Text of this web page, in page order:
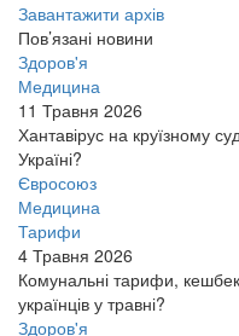
Завантажити архів
Пов’язані новини
Здоров'я
Медицина
11 Травня 2026
Хантавірус на круїзному
Україні?
Євросоюз
Медицина
Тарифи
4 Травня 2026
Комунальні тарифи, кешбек
українців у травні?
Здоров'я